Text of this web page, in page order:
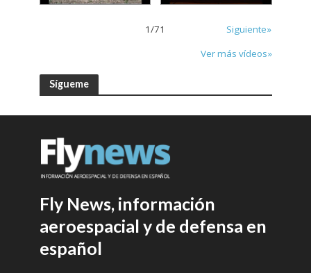
1/71
Siguiente»
Ver más vídeos»
Sígueme
Fly News, información
aeroespacial y de defensa en
español